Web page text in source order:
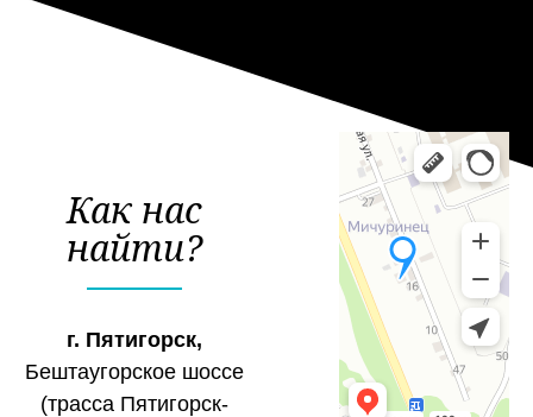
придания индивидуальности, для выражения
фасада, для воплощения своих идей на
предлагаем ознакомиться с нашей
поможет вам подобрать к вашему дому
фасадного декора, так и индивидуальные,
как строения так и хозяев.
Как нас
найти?
г. Пятигорск,
Бештаугорское шоссе
(трасса Пятигорск-